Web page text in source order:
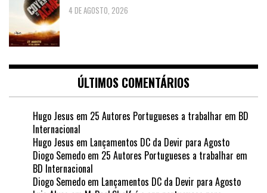
4 DE AGOSTO, 2026
ÚLTIMOS COMENTÁRIOS
Hugo Jesus em 25 Autores Portugueses a trabalhar em BD
Internacional
Hugo Jesus em Lançamentos DC da Devir para Agosto
Diogo Semedo em 25 Autores Portugueses a trabalhar em
BD Internacional
Diogo Semedo em Lançamentos DC da Devir para Agosto